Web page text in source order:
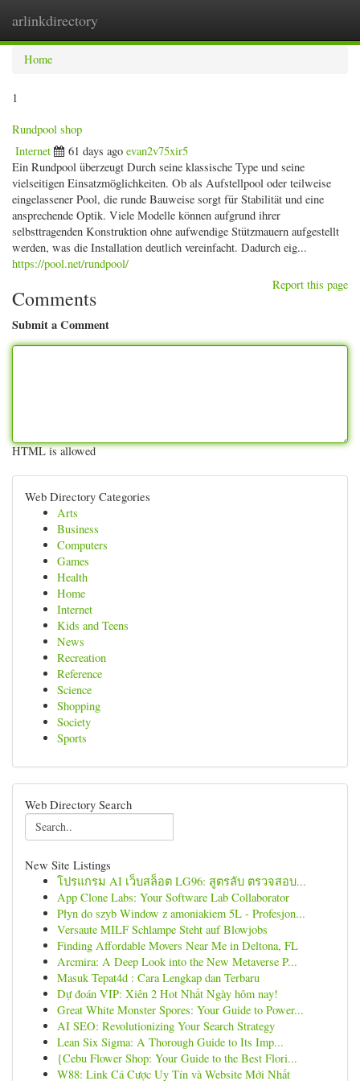
arlinkdirectory
Home
1
Rundpool shop
Internet 61 days ago evan2v75xir5
Ein Rundpool überzeugt Durch seine klassische Type und seine
vielseitigen Einsatzmöglichkeiten. Ob als Aufstellpool oder teilweise
eingelassener Pool, die runde Bauweise sorgt für Stabilität und eine
ansprechende Optik. Viele Modelle können aufgrund ihrer
selbsttragenden Konstruktion ohne aufwendige Stützmauern aufgestellt
werden, was die Installation deutlich vereinfacht. Dadurch eig...
https://pool.net/rundpool/
Report this page
Comments
Submit a Comment
HTML is allowed
Web Directory Categories
Arts
Business
Computers
Games
Health
Home
Internet
Kids and Teens
News
Recreation
Reference
Science
Shopping
Society
Sports
Web Directory Search
New Site Listings
โปรแกรม AI เว็บสล็อต LG96: สูตรลับ ตรวจสอบ...
App Clone Labs: Your Software Lab Collaborator
Płyn do szyb Window z amoniakiem 5L - Profesjon...
Versaute MILF Schlampe Steht auf Blowjobs
Finding Affordable Movers Near Me in Deltona, FL
Arcmira: A Deep Look into the New Metaverse P...
Masuk Tepat4d : Cara Lengkap dan Terbaru
Dự đoán VIP: Xiên 2 Hot Nhất Ngày hôm nay!
Great White Monster Spores: Your Guide to Power...
AI SEO: Revolutionizing Your Search Strategy
Lean Six Sigma: A Thorough Guide to Its Imp...
{Cebu Flower Shop: Your Guide to the Best Flori...
W88: Link Cá Cược Uy Tín và Website Mới Nhất